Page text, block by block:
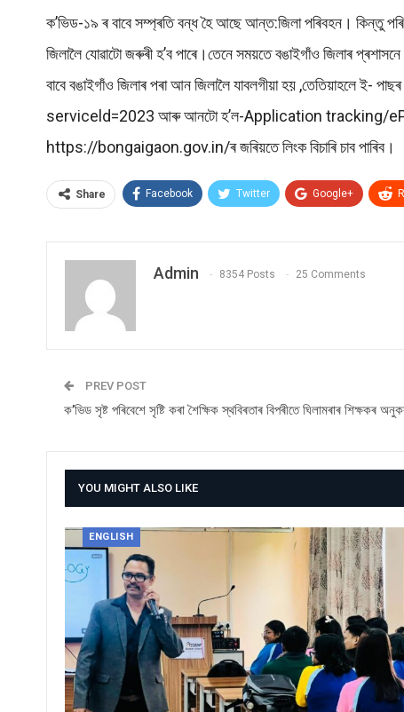
ক’ভিড-১৯ ৰ বাবে সম্প্ৰতি বন্ধ হৈ আছে আন্ত:জিলা পৰিবহন। কিন্তু
জিলালৈ যোৱাটো জৰুৰী হ’ব পাৰে।তেনে সময়তে বঙাইগাঁও জিলাৰ
বাবে বঙাইগাঁও জিলাৰ পৰা আন জিলালৈ যাবলগীয়া হয়
serviceld=2023 আৰু আনটো হ’ল-Application tracking/ePass
https://bongaigaon.gov.in/ৰ জৰিয়তে লিংক বিচাৰি চাব পাৰিব।
Share Facebook Twitter Google+
Admin 8354 Posts 25 Comments
PREV POST
ক’ভিড সৃষ্ট পৰিবেশে সৃষ্টি কৰা শৈক্ষিক স্থবিৰতাৰ বিপৰীতে ঘিলামৰাৰ শিক্ষকৰ
YOU MIGHT ALSO LIKE
ENGLISH